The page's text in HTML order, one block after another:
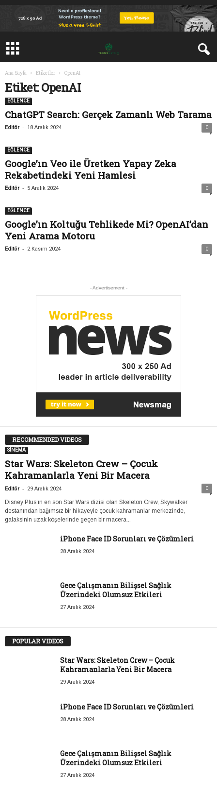
Ana Sayfa Etiketler OpenAI
Etiket: OpenAI
EĞLENCE
ChatGPT Search: Gerçek Zamanlı Web Tarama
Editör - 18 Aralık 2024 0
EĞLENCE
Google’ın Veo ile Üretken Yapay Zeka
Rekabetindeki Yeni Hamlesi
Editör - 5 Aralık 2024 0
EĞLENCE
Google’ın Koltuğu Tehlikede Mi? OpenAI’dan
Yeni Arama Motoru
Editör - 2 Kasım 2024 0
- Advertisement -
RECOMMENDED VIDEOS
SİNEMA
Star Wars: Skeleton Crew – Çocuk
Kahramanlarla Yeni Bir Macera
Editör - 29 Aralık 2024 0
Disney Plus’ın en son Star Wars dizisi olan Skeleton Crew, Skywalker
destanından bağımsız bir hikayeyle çocuk kahramanlar merkezinde,
galaksinin uzak köşelerinde geçen bir macera...
iPhone Face ID Sorunları ve Çözümleri
28 Aralık 2024
Gece Çalışmanın Bilişsel Sağlık
Üzerindeki Olumsuz Etkileri
27 Aralık 2024
POPULAR VIDEOS
Star Wars: Skeleton Crew – Çocuk
Kahramanlarla Yeni Bir Macera
29 Aralık 2024
iPhone Face ID Sorunları ve Çözümleri
28 Aralık 2024
Gece Çalışmanın Bilişsel Sağlık
Üzerindeki Olumsuz Etkileri
27 Aralık 2024